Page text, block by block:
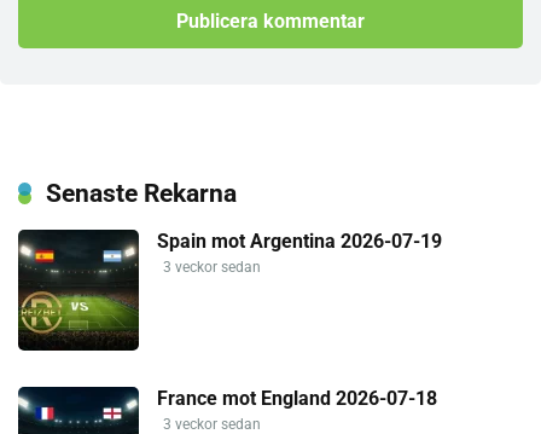
Senaste Rekarna
Spain mot Argentina 2026-07-19
3 veckor sedan
France mot England 2026-07-18
3 veckor sedan